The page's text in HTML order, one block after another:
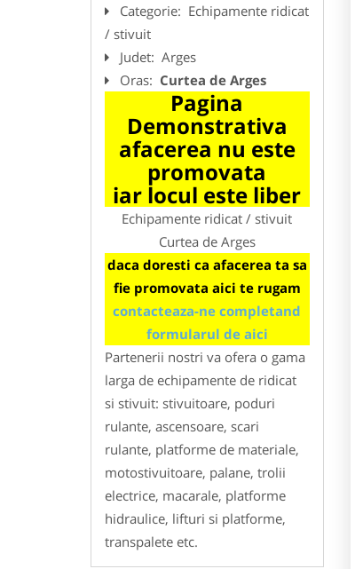
Categorie: Echipamente ridicat
/ stivuit
Judet: Arges
Oras: Curtea de Arges
Pagina
Demonstrativa
afacerea nu este
promovata
iar locul este liber
Echipamente ridicat / stivuit
Curtea de Arges
daca doresti ca afacerea ta sa
fie promovata aici te rugam
contacteaza-ne completand
formularul de aici
Partenerii nostri va ofera o gama
larga de echipamente de ridicat
si stivuit: stivuitoare, poduri
rulante, ascensoare, scari
rulante, platforme de materiale,
motostivuitoare, palane, trolii
electrice, macarale, platforme
hidraulice, lifturi si platforme,
transpalete etc.